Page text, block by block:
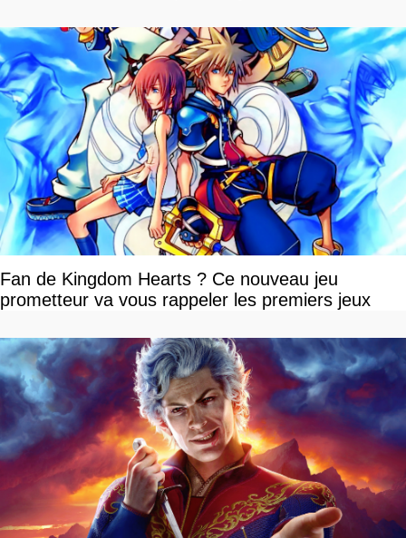
Fan de Kingdom Hearts ? Ce nouveau jeu
prometteur va vous rappeler les premiers jeux